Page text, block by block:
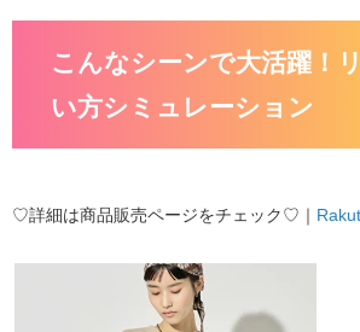
こんなシーンで大活躍！
い方シミュレーション
♡詳細は商品販売ページをチェック♡｜